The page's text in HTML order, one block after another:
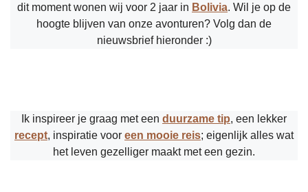
dit moment wonen wij voor 2 jaar in Bolivia. Wil je op de
hoogte blijven van onze avonturen? Volg dan de
nieuwsbrief hieronder :)
Ik inspireer je graag met een duurzame tip, een lekker
recept, inspiratie voor een mooie reis; eigenlijk alles wat
het leven gezelliger maakt met een gezin.